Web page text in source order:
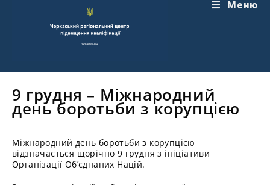
Меню
9 грудня – Міжнародний
день боротьби з корупцією
Міжнародний день боротьби з корупцією
відзначається щорічно 9 грудня з ініціативи
Організації Об’єднаних Націй.